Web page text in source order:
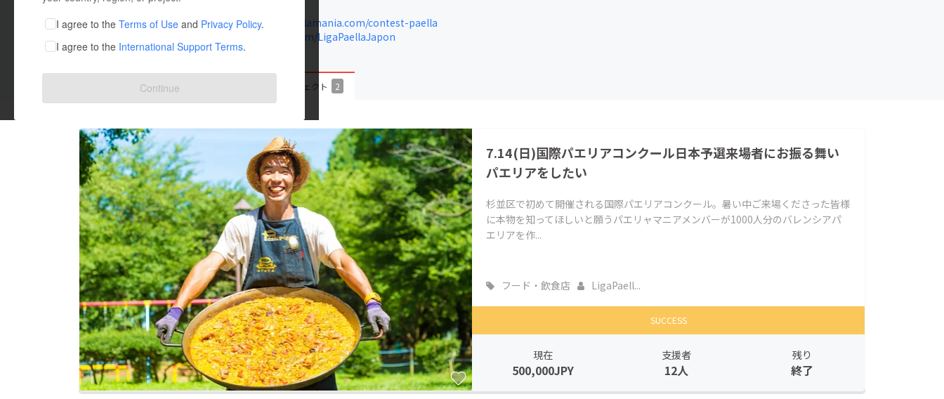
テクノロジー・ガジェット
ゲーム・サービス開発
映像・映画
書籍・雑誌出版
ビジネス・起業
チャレンジ
まちづくり・地域活性化
CAMPFIRE for Social Good
CAMPFIRE Creation
CAMPFIREふるさと納税
machi-ya コミュニティ
I agree to the Terms of Use and Privacy Policy.
I agree to the International Support Terms.
Continue
www.paellamania.com/contest-paella
twitter.com/LigaPaellaJapon
プロジェクト プロジェクト 2
7.14(日)国際パエリアコンクール日本予選来場者にお振る舞い
パエリアをしたい
杉並区で初めて開催される国際パエリアコンクール。暑い中ご来場くださった皆様
に本物を知ってほしいと願うパエリャマニアメンバーが1000人分のバレンシアパ
エリアを作...
フード・飲食店 LigaPaell...
SUCCESS
現在
500,000JPY
支援者
12人
残り
終了